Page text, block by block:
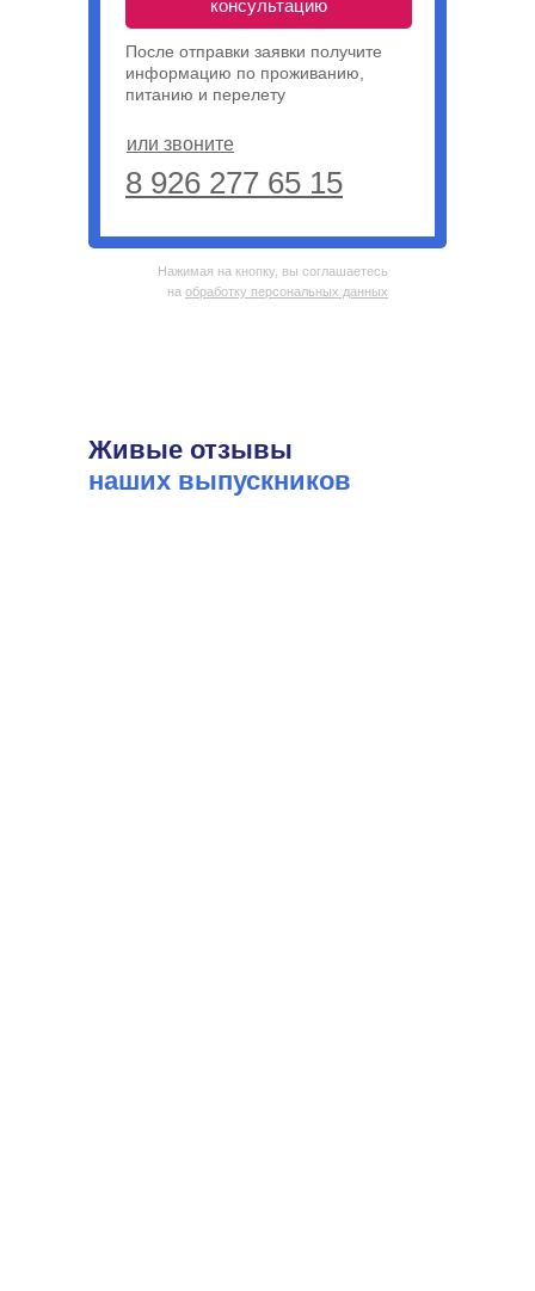
консультацию
Нажимая на кнопку, вы соглашаетесь
на обработку персональных данных
или звоните
После отправки заявки получите
информацию по проживанию,
питанию и перелету
8 926 277 65 15
Живые отзывы
наших выпускников